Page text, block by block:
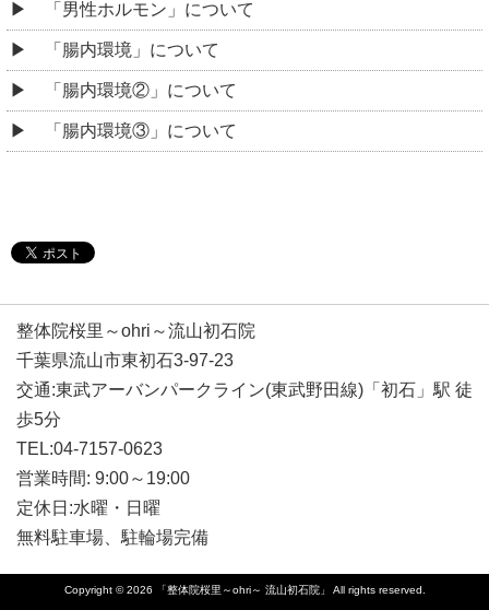
「男性ホルモン」について
「腸内環境」について
「腸内環境②」について
「腸内環境③」について
整体院桜里～ohri～流山初石院
千葉県流山市東初石3-97-23
交通:東武アーバンパークライン(東武野田線)「初石」駅 徒
歩5分
TEL:04-7157-0623
営業時間: 9:00～19:00
定休日:水曜・日曜
無料駐車場、駐輪場完備
Copyright © 2026 「整体院桜里～ohri～ 流山初石院」 All rights reserved.